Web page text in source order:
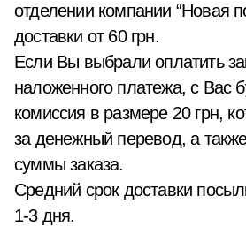
отделении компании “Новая
доставки от 60 грн.
Если Вы выбрали оплатить
наложенного платежа, с Вас
комиссия в размере 20 грн,
за денежный перевод, а
суммы заказа.
Средний срок доставки
1-3 дня.